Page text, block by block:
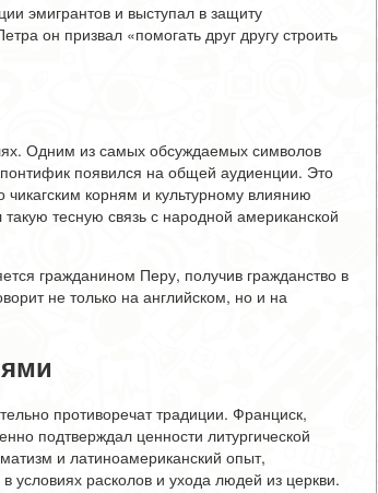
эмигрантов и выступал в защиту
он призвал «помогать друг другу строить
Одним из самых обсуждаемых символов
появился на общей аудиенции. Это
корням и культурному влиянию
тесную связь с народной американской
гражданином Перу, получив гражданство в
не только на английском, но и на
противоречат традиции. Франциск,
подтверждал ценности литургической
и латиноамериканский опыт,
условиях расколов и ухода людей из церкви.